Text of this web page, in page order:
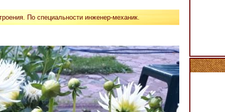
По специальности инженер-механик.